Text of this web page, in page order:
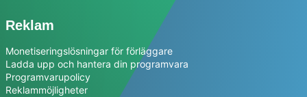
Reklam
Monetiseringslösningar för förläggare
Ladda upp och hantera din programvara
Programvarupolicy
Reklammöjligheter